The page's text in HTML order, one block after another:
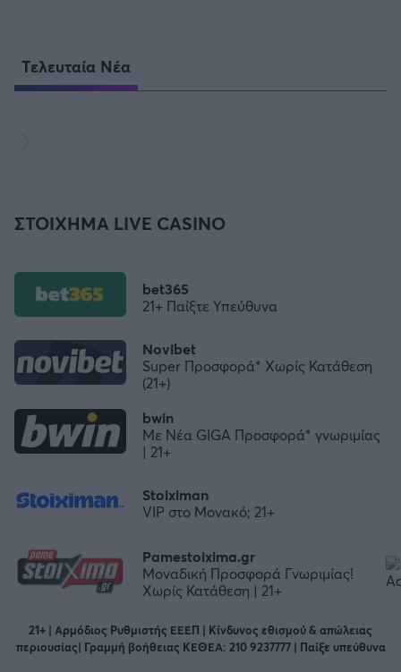
Τελευταία Νέα
ΣΤΟΙΧΗΜΑ LIVE CASINO
bwin
Με Νέα GIGA Προσφορά* γνωριμίας
| 21+
Stoiximan
VIP στο Μονακό; 21+
Novibet
Super Προσφορά* Χωρίς Κατάθεση
(21+)
Pamestoixima.gr
Μοναδική Προσφορά Γνωριμίας!
Χωρίς Κατάθεση | 21+
bet365
21+ Παίξτε Υπεύθυνα
21+ | Αρμόδιος Ρυθμιστής ΕΕΕΠ | Κίνδυνος εθισμού & απώλειας
περιουσίας| Γραμμή βοήθειας ΚΕΘΕΑ: 210 9237777 | Παίξε υπεύθυνα